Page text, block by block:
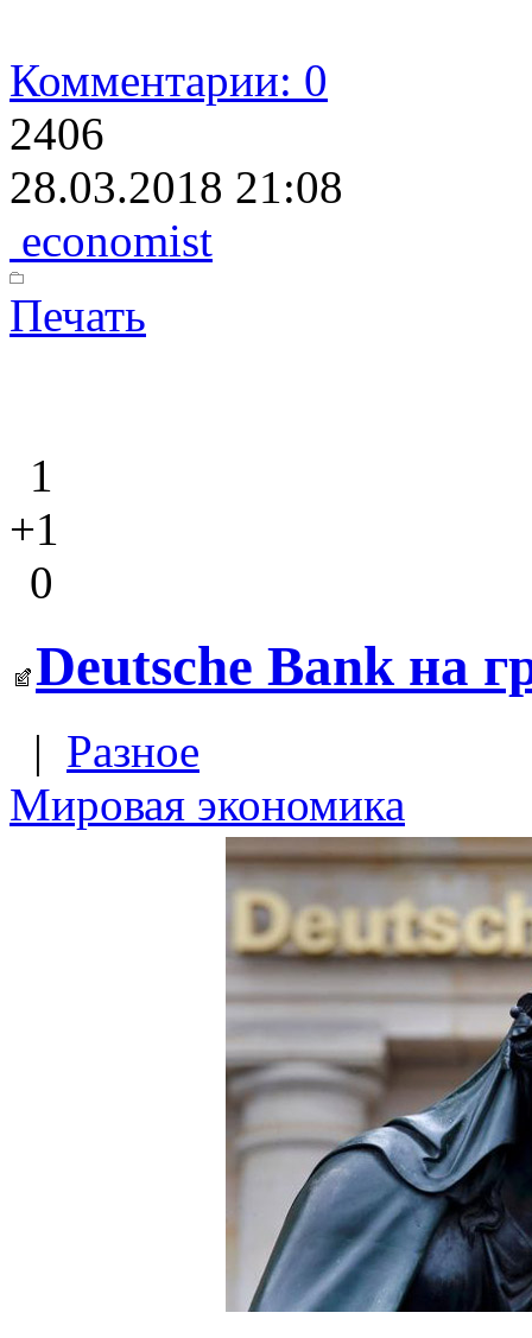
Комментарии: 0
2406
28.03.2018 21:08
economist
Печать
1
+1
0
Deutsche Bank на
| Разное
Мировая экономика